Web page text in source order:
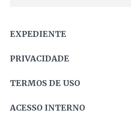
EXPEDIENTE
PRIVACIDADE
TERMOS DE USO
ACESSO INTERNO